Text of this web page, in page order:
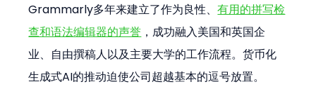
Grammarly多年来建立了作为良性、有用的拼写检
查和语法编辑器的声誉 ，成功融入美国和英国企
业、自由撰稿人以及主要大学的工作流程。货币化
生成式AI的推动迫使公司超越基本的逗号放置。